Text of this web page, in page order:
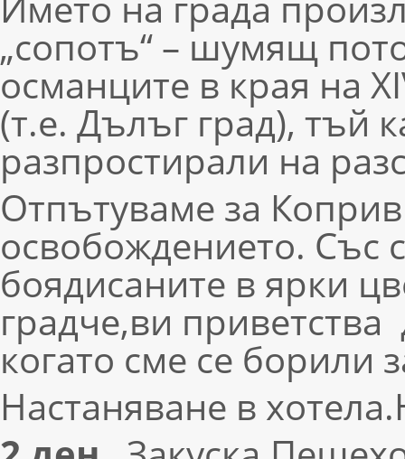
„сопотъ“ – шумящ
османците в края на
(т.е. Дълъг град), тъй
разпростирали на
Отпътуваме за
освобождението. Със
боядисаните в ярки
градче,ви
когато сме се борили
Настаняване в